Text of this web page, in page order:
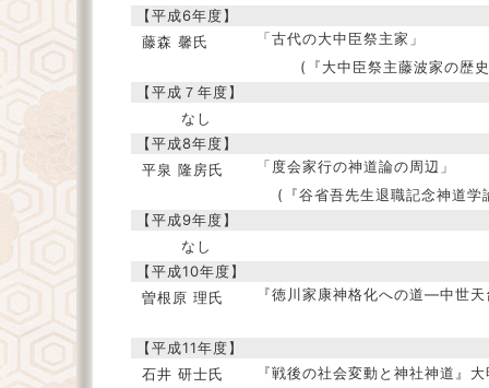
【平成6年度】
藤森 馨氏
「古代の大中臣祭主家」
(『大中臣祭主藤波家の歴
【平成７年度】
なし
【平成8年度】
平泉 隆房氏
「度会家行の神道論の周辺」
(『谷省吾先生退職記念神道
【平成9年度】
なし
【平成10年度】
曽根原 理氏
『徳川家康神格化への道―中世
【平成11年度】
石井 研士氏
『戦後の社会変動と神社神道』